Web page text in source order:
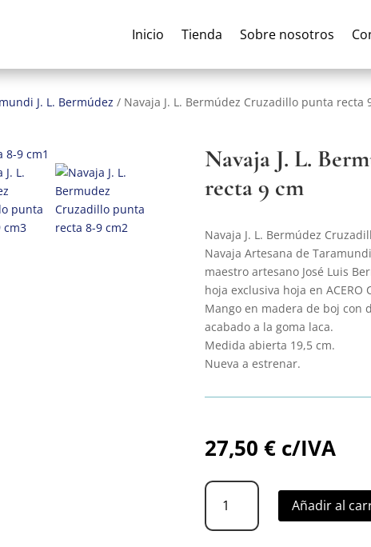
Inicio Tienda Sobre nosotros
J. L. Bermúdez / Navaja J. L. Bermúdez Cruzadillo punta recta
Navaja J. L.
recta 9 cm
Navaja J. L. Bermúdez
Navaja Artesana de
maestro artesano José Luis
hoja exclusiva hoja en ACERO
Mango en madera de boj con
acabado a la goma laca.
Medida abierta 19,5 cm.
Nueva a estrenar.
27,50 € c/IVA
Navaja
L.
Añadir al